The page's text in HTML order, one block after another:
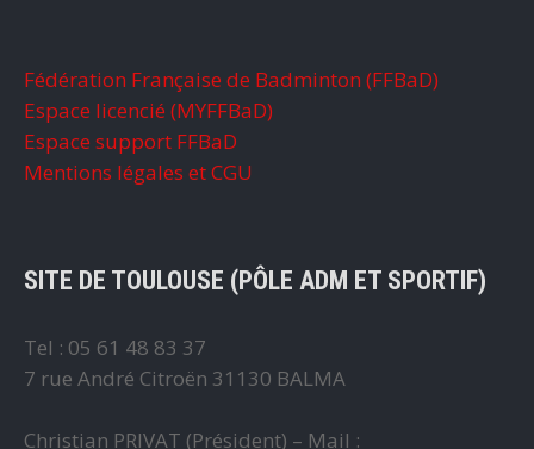
Fédération Française de Badminton (FFBaD)
Espace licencié (MYFFBaD)
Espace support FFBaD
Mentions légales et CGU
SITE DE TOULOUSE (PÔLE ADM ET SPORTIF)
Tel : 05 61 48 83 37
7 rue André Citroën 31130 BALMA
Christian PRIVAT (Président) – Mail :